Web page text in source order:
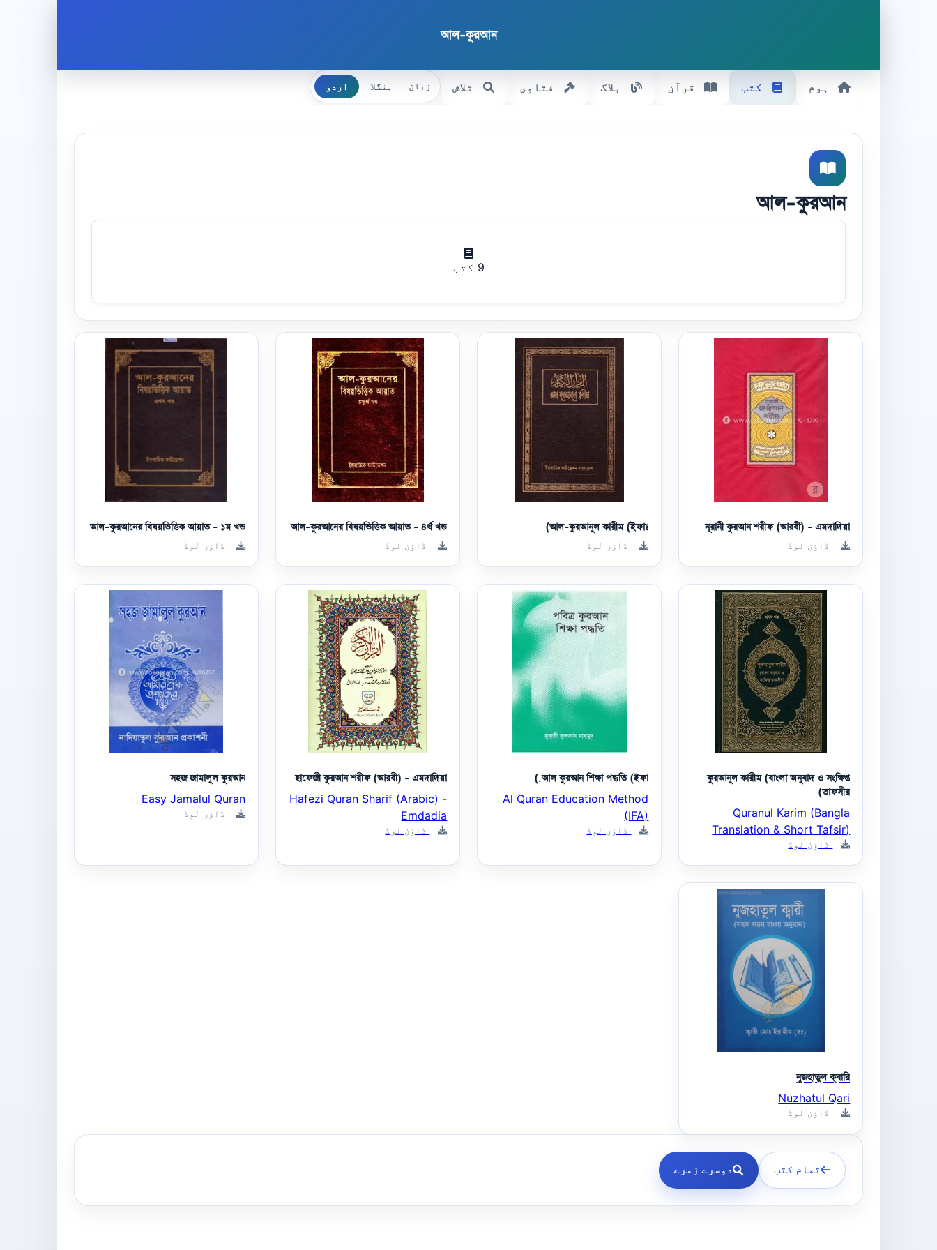
আল-কুরআন
ہوم کتب قرآن بلاگ فتاوی تلاش زبان بنگلا اردو
আল-কুরআন
9 کتب
নূরানী কুরআন শরীফ (আরবী) - এমদাদিয়া
ڈاؤن لوڈ
আল-কুরআনুল কারীম (ইফাঃ)
ڈاؤن لوڈ
আল-কুরআনের বিষয়ভিত্তিক আয়াত - ৪র্থ খন্ড
ڈاؤن لوڈ
আল-কুরআনের বিষয়ভিত্তিক আয়াত - ১ম খন্ড
ڈاؤن لوڈ
কুরআনুল কারীম (বাংলা অনুবাদ ও সংক্ষিপ্ত
তাফসীর)
Quranul Karim (Bangla
Translation & Short Tafsir)
ڈاؤن لوڈ
আল কুরআন শিক্ষা পদ্ধতি (ইফা.)
Al Quran Education Method
(IFA)
ڈاؤن لوڈ
হাফেজী কুরআন শরীফ (আরবী) - এমদাদিয়া
Hafezi Quran Sharif (Arabic) -
Emdadia
ڈاؤن لوڈ
সহজ জামালুল কুরআন
Easy Jamalul Quran
ڈاؤن لوڈ
নুজহাতুল ক্বারি
Nuzhatul Qari
ڈاؤن لوڈ
تمام کتب دوسرے زمرے